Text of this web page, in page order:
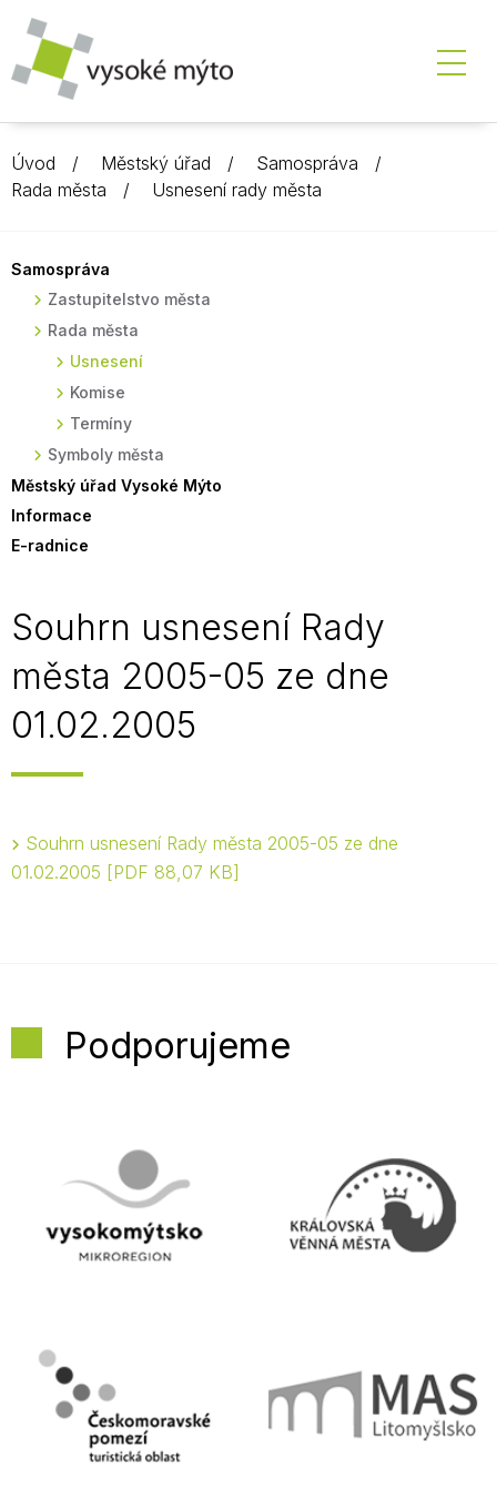
Úvod Městský úřad
Samospráva
Rada města
Usnesení rady města
Samospráva
Zastupitelstvo města
Rada města
Usnesení
Komise
Termíny
Symboly města
Městský úřad Vysoké Mýto
Informace
E-radnice
Souhrn usnesení Rady
města 2005-05 ze dne
01.02.2005
Souhrn usnesení Rady města 2005-05 ze dne
01.02.2005
PDF 88,07 KB
Podporujeme